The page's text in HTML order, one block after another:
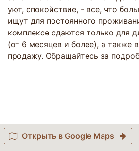
уют, спокойствие, - все, что
ищут для постоянного
комплексе сдаются только для
(от 6 месяцев и более), а также
продажу. Обращайтесь за
Открыть в Google Maps